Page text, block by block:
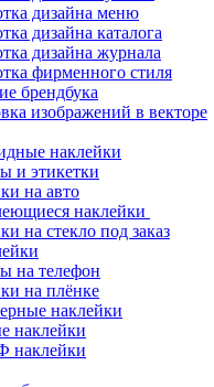
дизайна меню
дизайна каталога
дизайна журнала
фирменного стиля
брендбука
изображений в векторе
наклейки
и этикетки
на авто
наклейки
на стекло под заказ
на телефон
на плёнке
наклейки
наклейки
наклейки